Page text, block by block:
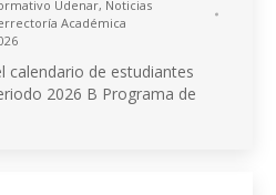
Udenar, Noticias
Académica
calendario de estudiantes
2026 B Programa de